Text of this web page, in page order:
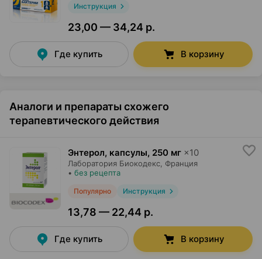
Инструкция
23,00 — 34,24 р.
Где купить В корзину
Аналоги и препараты схожего
терапевтического действия
Энтерол, капсулы, 250 мг ×10
Лаборатория Биокодекс , Франция
• без рецепта
Популярно Инструкция
13,78 — 22,44 р.
Где купить В корзину